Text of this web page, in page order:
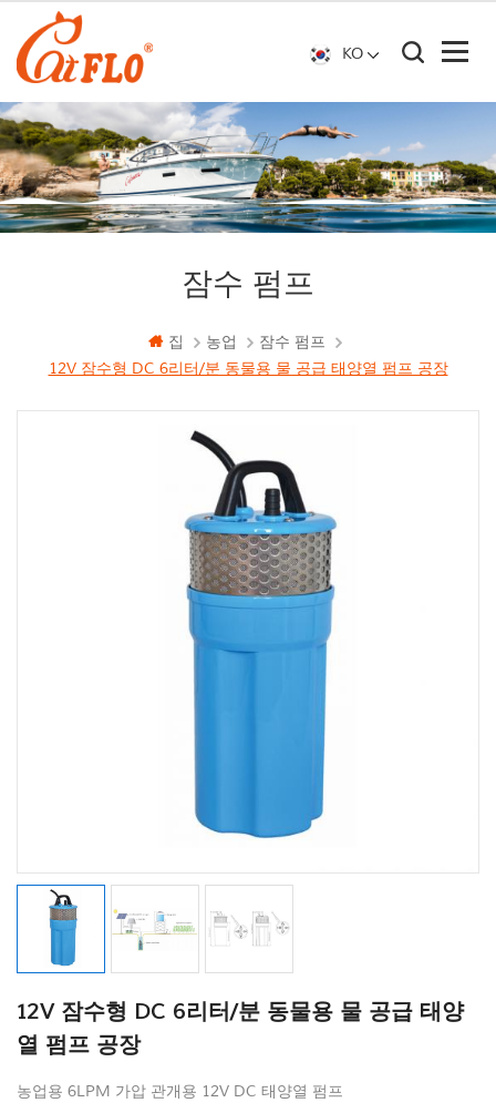
KO
잠수 펌프
집 농업
잠수 펌프
12V 잠수형 DC 6리터/분 동물용 물 공급 태양열 펌프 공장
12V 잠수형 DC 6리터/분 동물용 물 공급 태양
열 펌프 공장
농업용 6LPM 가압 관개용 12V DC 태양열 펌프